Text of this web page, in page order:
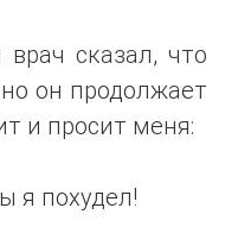
сказал, что
он продолжает
и просит меня:
я похудел!